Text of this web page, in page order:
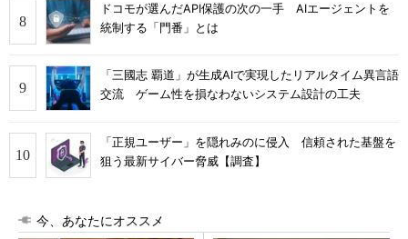
ドコモが選んだAPI保護の次の一手 AIエージェントを
統制する「門番」とは
「三國志 覇道」が生成AIで実現したリアルタイム異言語
交流 ゲーム性を損なわないシステム設計の工夫
「正規ユーザー」を隠れみのに侵入 信頼された基盤を
狙う最新サイバー脅威【調査】
今、あなたにオススメ